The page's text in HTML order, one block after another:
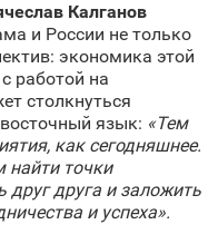
Калганов
и России не только
экономика этой
работой на
столкнуться
язык: «Тем
как сегодняшнее.
точки
друг друга и заложить
и успеха».